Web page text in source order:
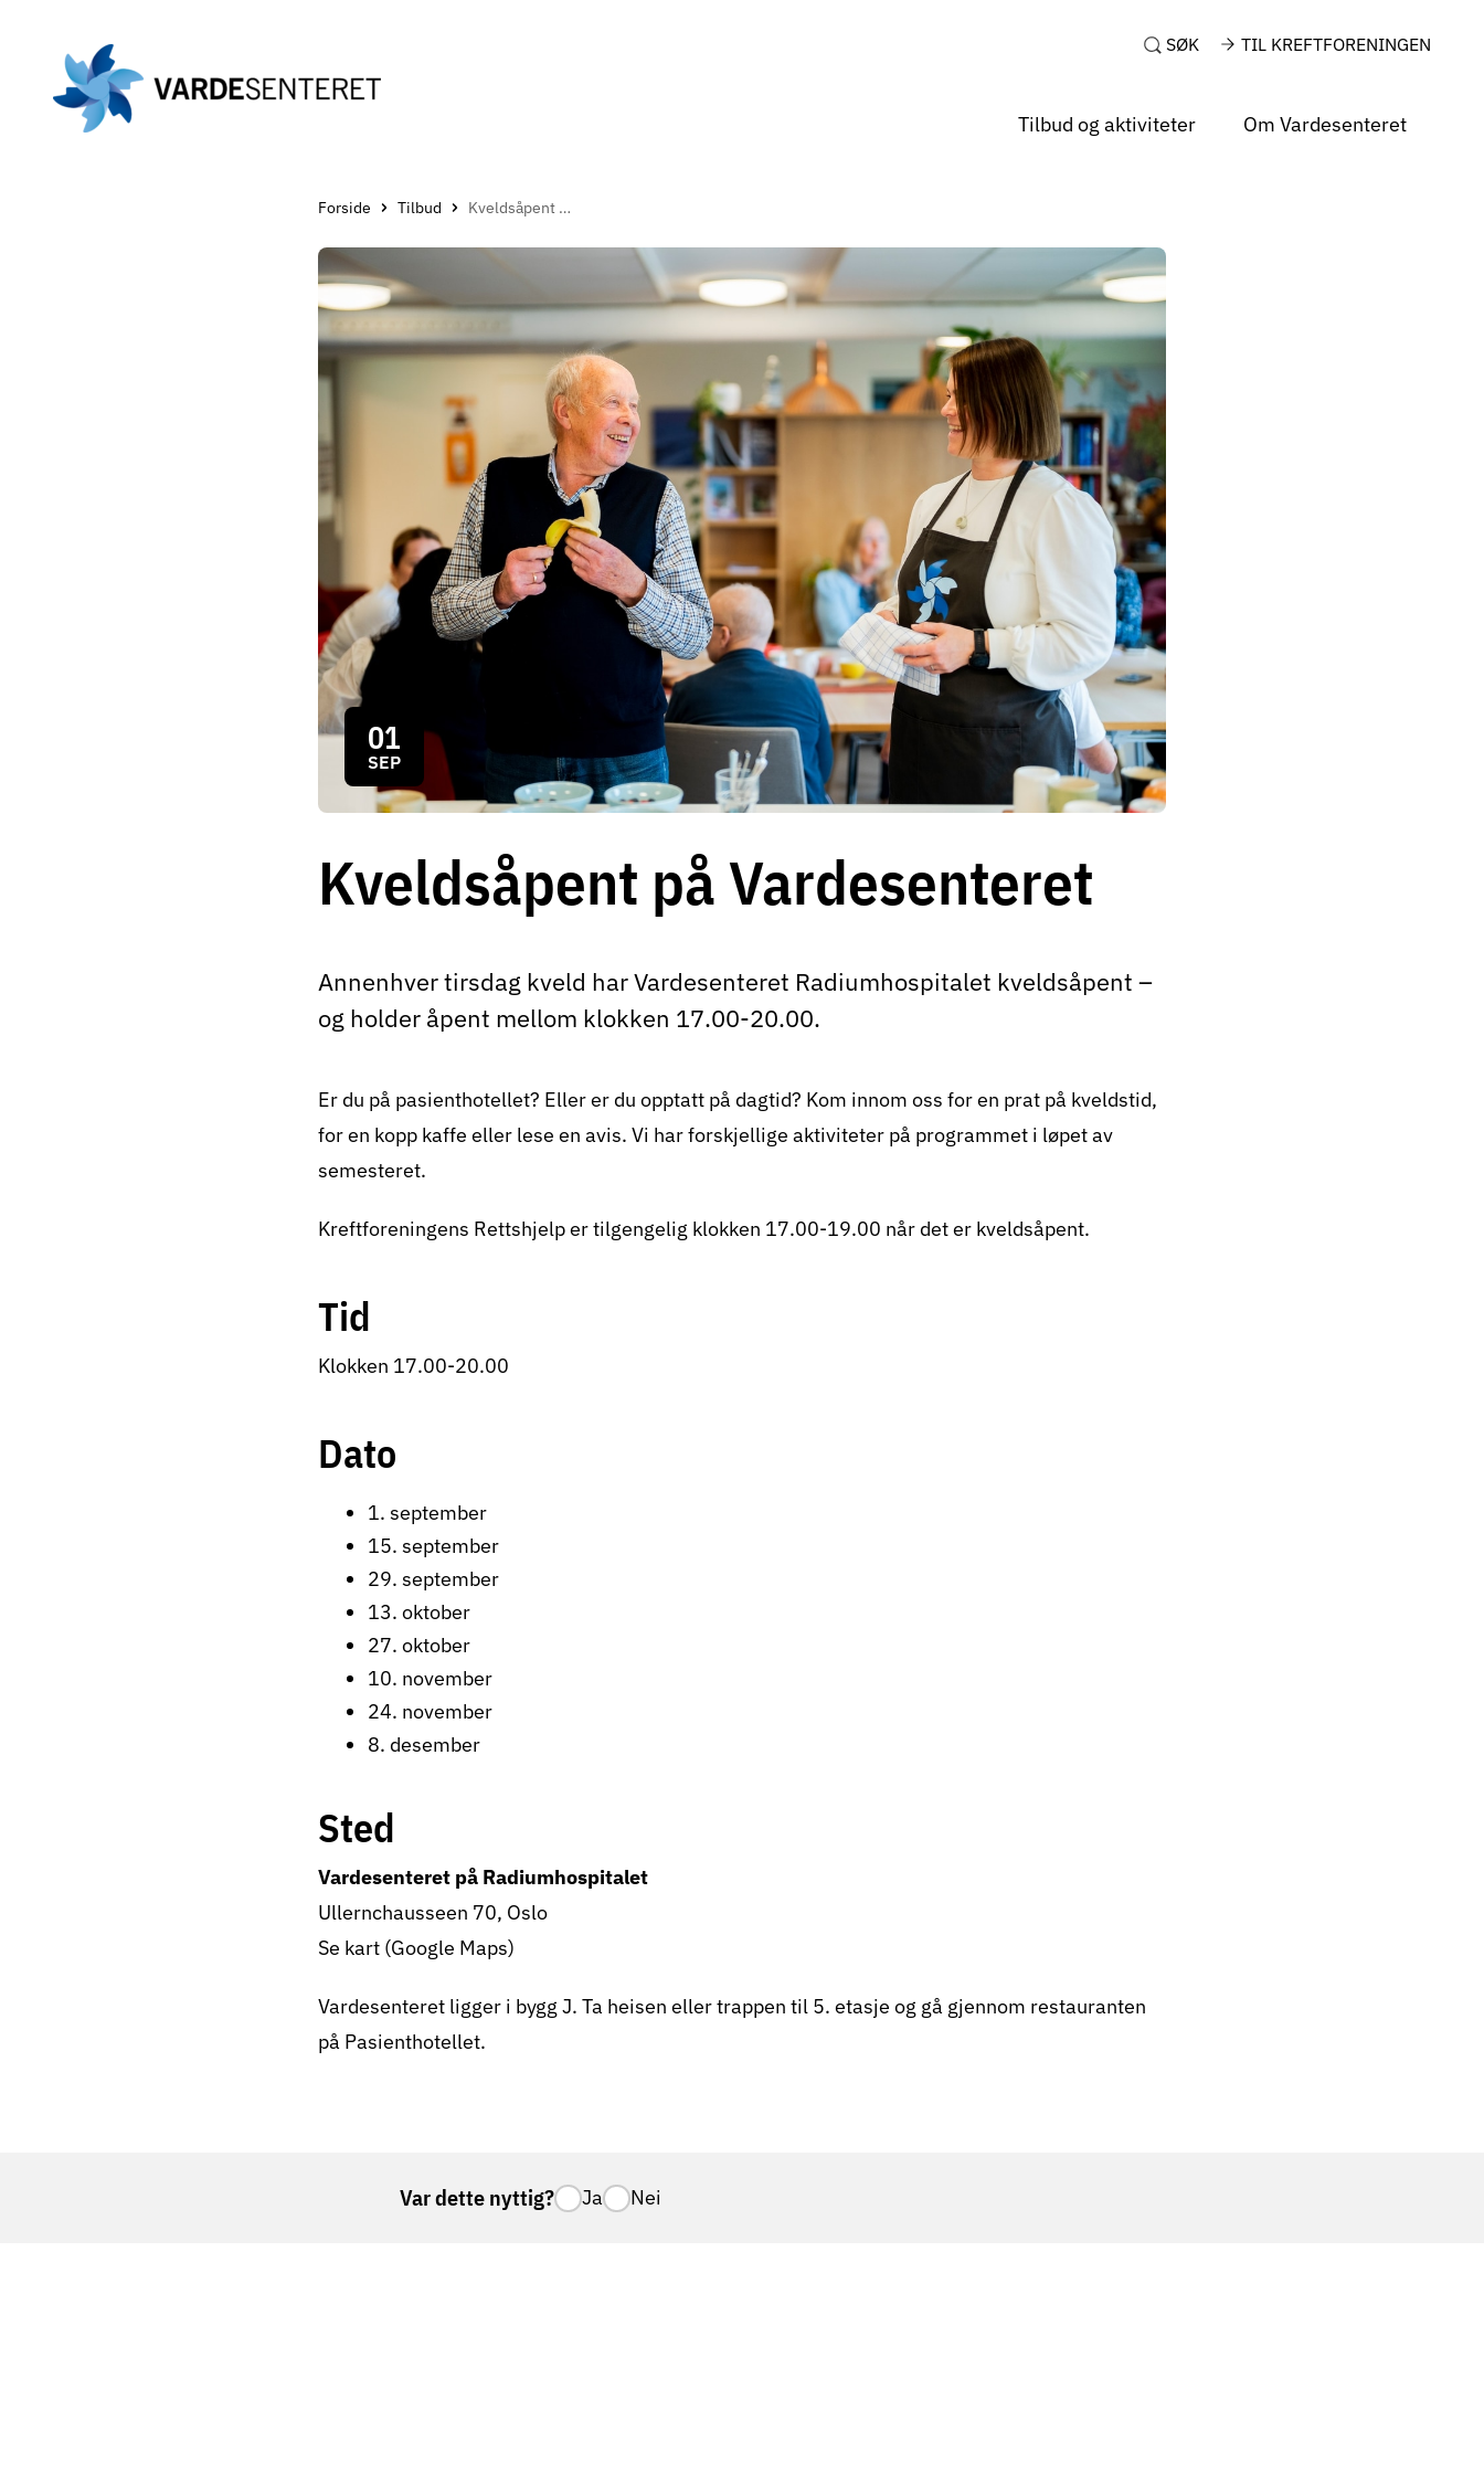
hovedinnholdet
SØK TIL KREFTFORENINGEN
Tilbud og aktiviteter Om Vardesenteret
Forside Tilbud Kveldsåpent på Vardesenteret
01
SEP
Kveldsåpent på Vardesenteret
Annenhver tirsdag kveld har Vardesenteret Radiumhospitalet kveldsåpent –
og holder åpent mellom klokken 17.00-20.00.
Er du på pasienthotellet? Eller er du opptatt på dagtid? Kom innom oss for en prat på kveldstid,
for en kopp kaffe eller lese en avis. Vi har forskjellige aktiviteter på programmet i løpet av
semesteret.
Kreftforeningens Rettshjelp er tilgengelig klokken 17.00-19.00 når det er kveldsåpent.
Tid
Klokken 17.00-20.00
Dato
1. september
15. september
29. september
13. oktober
27. oktober
10. november
24. november
8. desember
Sted
Vardesenteret på Radiumhospitalet
Ullernchausseen 70, Oslo
Se kart (Google Maps)
Vardesenteret ligger i bygg J. Ta heisen eller trappen til 5. etasje og gå gjennom restauranten
på Pasienthotellet.
Var dette nyttig? Ja Nei